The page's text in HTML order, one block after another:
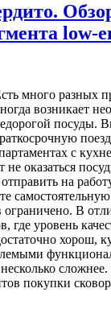
low-
сть много разных
возникает
посуды.
с
оказаться
на
ограничено. В
где уровень
хорош,
покупки